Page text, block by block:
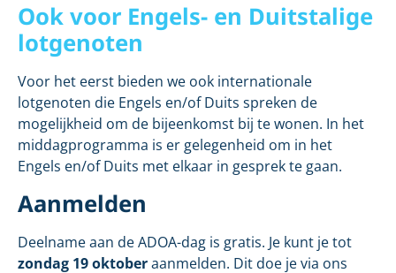
Ook voor Engels- en Duitstalige
lotgenoten
Voor het eerst bieden we ook internationale
lotgenoten die Engels en/of Duits spreken de
mogelijkheid om de bijeenkomst bij te wonen. In het
middagprogramma is er gelegenheid om in het
Engels en/of Duits met elkaar in gesprek te gaan.
Aanmelden
Deelname aan de ADOA-dag is gratis. Je kunt je tot
zondag 19 oktoberaanmelden. Dit doe je via ons